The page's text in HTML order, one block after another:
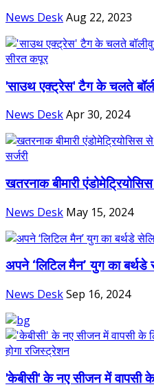
News DeskAug 22, 2023
'साउथ एक्ट्रेस' टैग के चलते
News DeskApr 30, 2024
खतरनाक बीमारी
News Desk May 15, 2024
अपने ‘लिटिल मैन’ युग का
News DeskSep 16, 2024
'केबीसी' के नए सीजन में वापसी के